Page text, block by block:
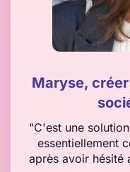
Maryse,
"C'est une
essentiellement
après avoir hésité